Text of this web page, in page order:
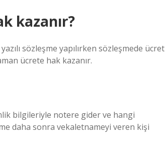
kazanır?
sözleşme yapılırken sözleşmede ücret
ücrete hak kazanır.
bilgileriyle notere gider ve hangi
daha sonra vekaletnameyi veren kişi